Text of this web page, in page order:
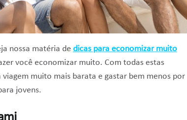
nossa matéria de dicas para economizar muito
você economizar muito. Com todas estas
muito mais barata e gastar bem menos por
jovens.